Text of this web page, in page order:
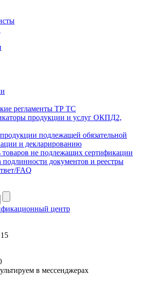
регламенты ТР ТС
продукции и услуг ОКПД2,
подлежащей обязательной
и декларированию
товаров не подлежащих сертификации
подлинности документов и реестры
FAQ
центр
в мессенджерах